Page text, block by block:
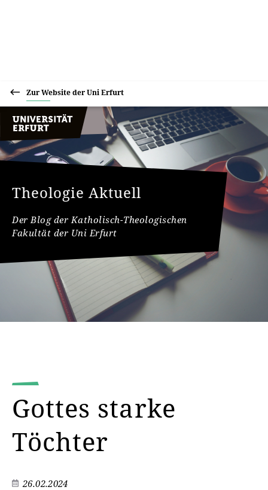
Zur Website der Uni Erfurt
Theologie Aktuell
Der Blog der Katholisch-Theologischen
Fakultät der Uni Erfurt
Gottes starke
Töchter
26.02.2024